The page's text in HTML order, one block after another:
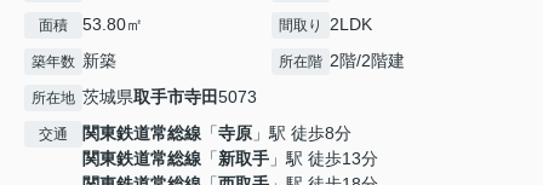
面積 53.80㎡ 間取り 2LDK
築年数 新築 所在階 2階/2階建
所在地 茨城県取手市寺田5073
交通 関東鉄道常総線 「寺原 」駅 徒歩8分
関東鉄道常総線 「新取手 」駅 徒歩13分